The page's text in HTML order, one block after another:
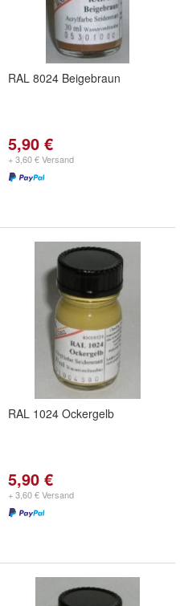
RAL 8024 Beigebraun
5,90 €
+ 3,60 € Versand
RAL 1024 Ockergelb
5,90 €
+ 3,60 € Versand